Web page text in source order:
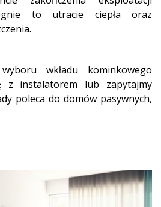
to utracie ciepła oraz
wkładu kominkowego
z instalatorem lub zapytajmy
poleca do domów pasywnych,